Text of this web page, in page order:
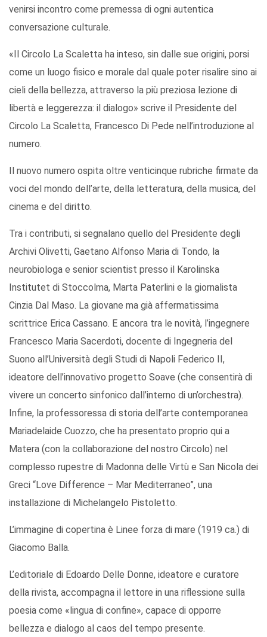
venirsi incontro come premessa di ogni autentica
conversazione culturale.
«Il Circolo La Scaletta ha inteso, sin dalle sue origini, porsi
come un luogo fisico e morale dal quale poter risalire sino ai
cieli della bellezza, attraverso la più preziosa lezione di
libertà e leggerezza: il dialogo» scrive il Presidente del
Circolo La Scaletta, Francesco Di Pede nell’introduzione al
numero.
Il nuovo numero ospita oltre venticinque rubriche firmate da
voci del mondo dell’arte, della letteratura, della musica, del
cinema e del diritto.
Tra i contributi, si segnalano quello del Presidente degli
Archivi Olivetti, Gaetano Alfonso Maria di Tondo, la
neurobiologa e senior scientist presso il Karolinska
Institutet di Stoccolma, Marta Paterlini e la giornalista
Cinzia Dal Maso. La giovane ma già affermatissima
scrittrice Erica Cassano. E ancora tra le novità, l’ingegnere
Francesco Maria Sacerdoti, docente di Ingegneria del
Suono all’Università degli Studi di Napoli Federico II,
ideatore dell’innovativo progetto Soave (che consentirà di
vivere un concerto sinfonico dall’interno di un’orchestra).
Infine, la professoressa di storia dell’arte contemporanea
Mariadelaide Cuozzo, che ha presentato proprio qui a
Matera (con la collaborazione del nostro Circolo) nel
complesso rupestre di Madonna delle Virtù e San Nicola dei
Greci “Love Difference – Mar Mediterraneo”, una
installazione di Michelangelo Pistoletto.
L’immagine di copertina è Linee forza di mare (1919 ca.) di
Giacomo Balla.
L’editoriale di Edoardo Delle Donne, ideatore e curatore
della rivista, accompagna il lettore in una riflessione sulla
poesia come «lingua di confine», capace di opporre
bellezza e dialogo al caos del tempo presente.